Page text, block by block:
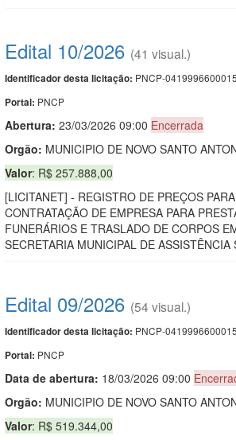
Edital 10/2026 (41 visual.)
Identificador desta licitação: PNCP-
Portal: PNCP
Abertura: 23/03/2026 09:00 Encerrada
Orgão: MUNICIPIO DE NOVO SANTO
Valor: R$ 257.888,00
[LICITANET] - REGISTRO DE PREÇOS
CONTRATAÇÃO DE EMPRESA PARA
FUNERÁRIOS E TRASLADO DE CORPOS
SECRETARIA MUNICIPAL DE ASSISTÊNCIA
Edital 09/2026 (54 visual.)
Identificador desta licitação: PNCP-
Portal: PNCP
Data de abertura: 18/03/2026 09:00
Orgão: MUNICIPIO DE NOVO SANTO
Valor: R$ 519.344,00